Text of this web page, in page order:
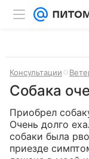
Консультации
Собака
Приобрел
Очень долго
собаки была
приезде